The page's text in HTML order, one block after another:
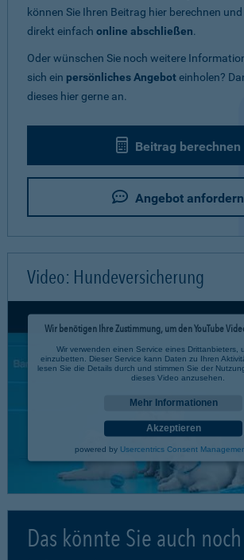
können Sie Ihren Beitrag hier berechnen
direkt einfach online abschließen.
Oder wünschen Sie noch weitere
sich ein persönliches Angeboteinholen?
dieses hier gerne an.
Beitrag berechnen
Angebot anfordern
Video: Hundeversicherung
Wir benötigen Ihre Zustimmung, um den YouTube
Wir verwenden einen Service eines Drittanbieters,
einzubetten. Dieser Service kann Daten zu Ihren
lesen Sie die Details durch und stimmen Sie der
dieses Video anzusehen.
Mehr Informationen
Akzeptieren
powered by Usercentrics Consent
Das könnte Sie auch noch